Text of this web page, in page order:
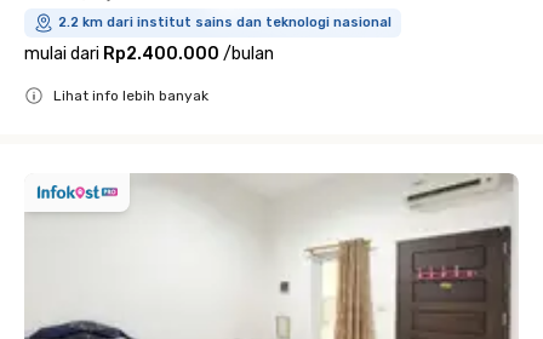
2.2 km dari institut sains dan teknologi nasional
mulai dari Rp2.400.000 /bulan
Lihat info lebih banyak